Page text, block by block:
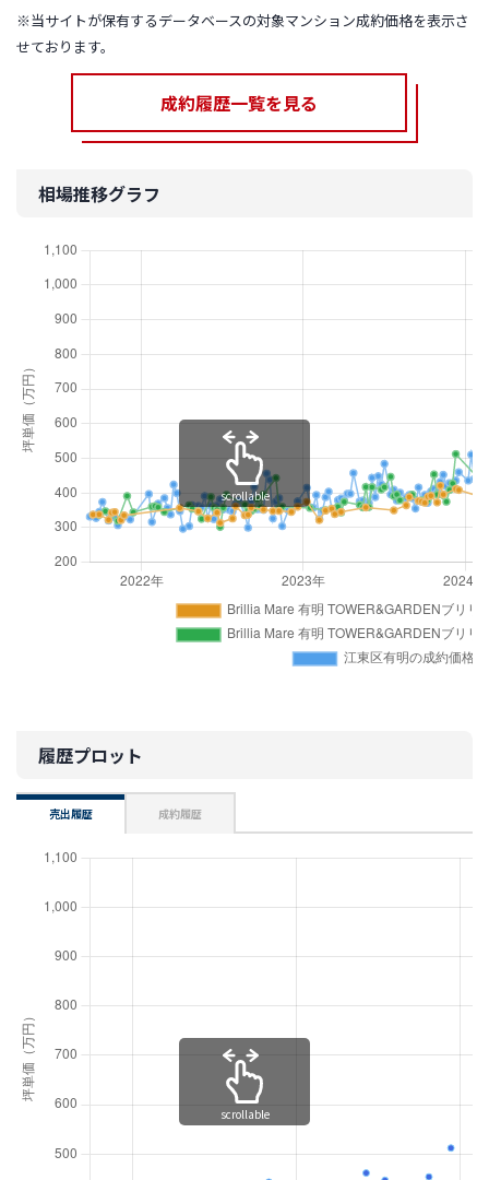
※当サイトが保有するデータベースの対象マンション成約価格を表示さ
せております。
成約履歴一覧を見る
相場推移グラフ
scrollable
履歴プロット
売出履歴 成約履歴
scrollable